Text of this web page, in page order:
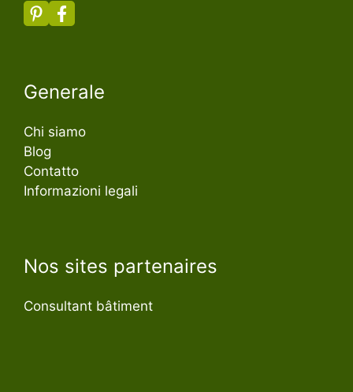
Generale
Chi siamo
Blog
Contatto
Informazioni legali
Nos sites partenaires
Consultant bâtiment